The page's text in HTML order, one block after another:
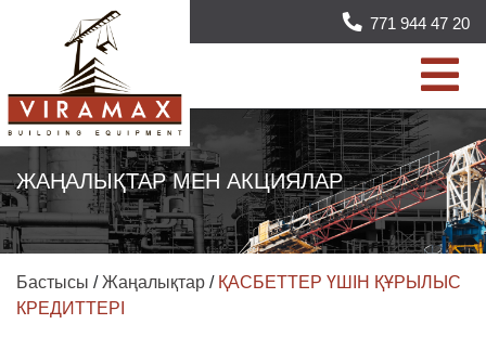
771 944 47 20
ЖАҢАЛЫҚТАР МЕН АКЦИЯЛАР
Бастысы / Жаңалықтар / ҚАСБЕТТЕР ҮШІН ҚҰРЫЛЫС
КРЕДИТТЕРІ